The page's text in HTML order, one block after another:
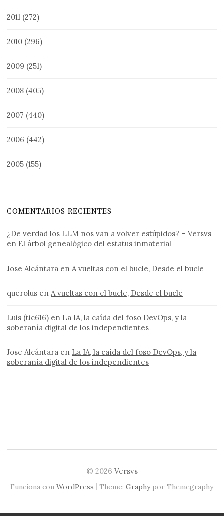
2011 (272)
2010 (296)
2009 (251)
2008 (405)
2007 (440)
2006 (442)
2005 (155)
COMENTARIOS RECIENTES
¿De verdad los LLM nos van a volver estúpidos? – Versvs
en El árbol genealógico del estatus inmaterial
Jose Alcántara enA vueltas con el bucle, Desde el bucle
querolus enA vueltas con el bucle, Desde el bucle
Luis (tic616) en La IA, la caída del foso DevOps, y la
soberanía digital de los independientes
Jose Alcántara en La IA, la caída del foso DevOps, y la
soberanía digital de los independientes
© 2026 Versvs
Funciona con WordPress | Theme: Graphypor Themegraphy